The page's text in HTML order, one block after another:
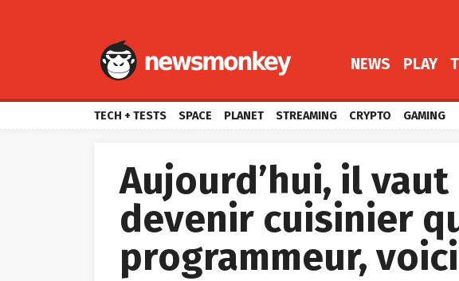
NEWS PLAY
TECH + TESTS SPACE PLANET STREAMING CRYPTO GAMING
Aujourd’hui, il
devenir cuisinier
programmeur,